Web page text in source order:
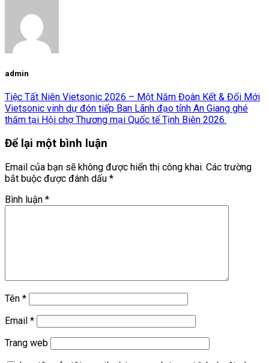
admin
Tiệc Tất Niên Vietsonic 2026 – Một Năm Đoàn Kết & Đổi Mới
Vietsonic vinh dự đón tiếp Ban Lãnh đạo tỉnh An Giang ghé
thăm tại Hội chợ Thương mại Quốc tế Tịnh Biên 2026.
Để lại một bình luận
Email của bạn sẽ không được hiển thị công khai. Các trường
bắt buộc được đánh dấu *
Bình luận *
Tên *
Email *
Trang web